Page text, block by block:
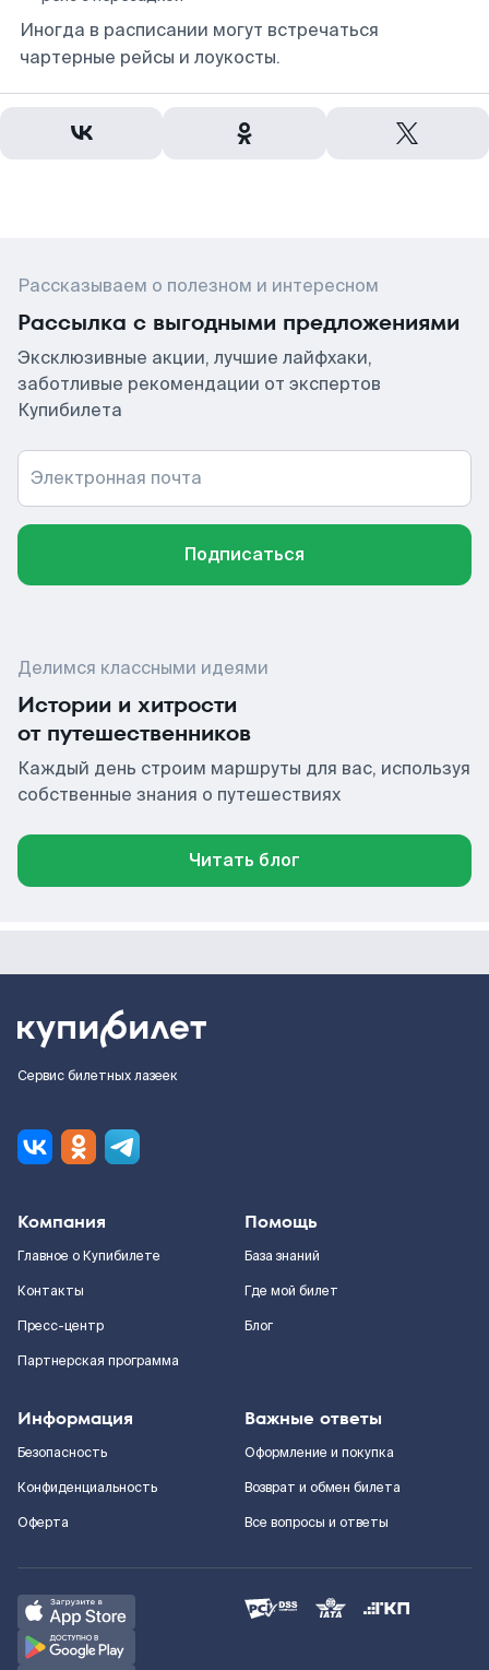
Иногда в расписании могут встречаться
чартерные рейсы и лоукосты.
Рассказываем о полезном и интересном
Рассылка с выгодными предложениями
Эксклюзивные акции, лучшие лайфхаки,
заботливые рекомендации от экспертов
Купибилета
Электронная почта
Подписаться
Делимся классными идеями
Истории и хитрости
от путешественников
Каждый день строим маршруты для вас, используя
собственные знания о путешествиях
Читать блог
Сервис билетных лазеек
Компания
Главное о Купибилете
Контакты
Пресс-центр
Партнерская программа
Помощь
База знаний
Где мой билет
Блог
Информация
Безопасность
Конфиденциальность
Оферта
Важные ответы
Оформление и покупка
Возврат и обмен билета
Все вопросы и ответы